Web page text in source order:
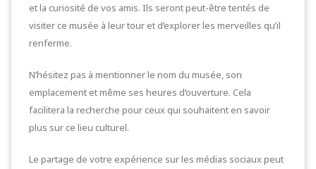
et la curiosité de vos amis. Ils seront peut-être tentés de
visiter ce musée à leur tour et d’explorer les merveilles qu’il
renferme.
N’hésitez pas à mentionner le nom du musée, son
emplacement et même ses heures d’ouverture. Cela
facilitera la recherche pour ceux qui souhaitent en savoir
plus sur ce lieu culturel.
Le partage de votre expérience sur les médias sociaux peut